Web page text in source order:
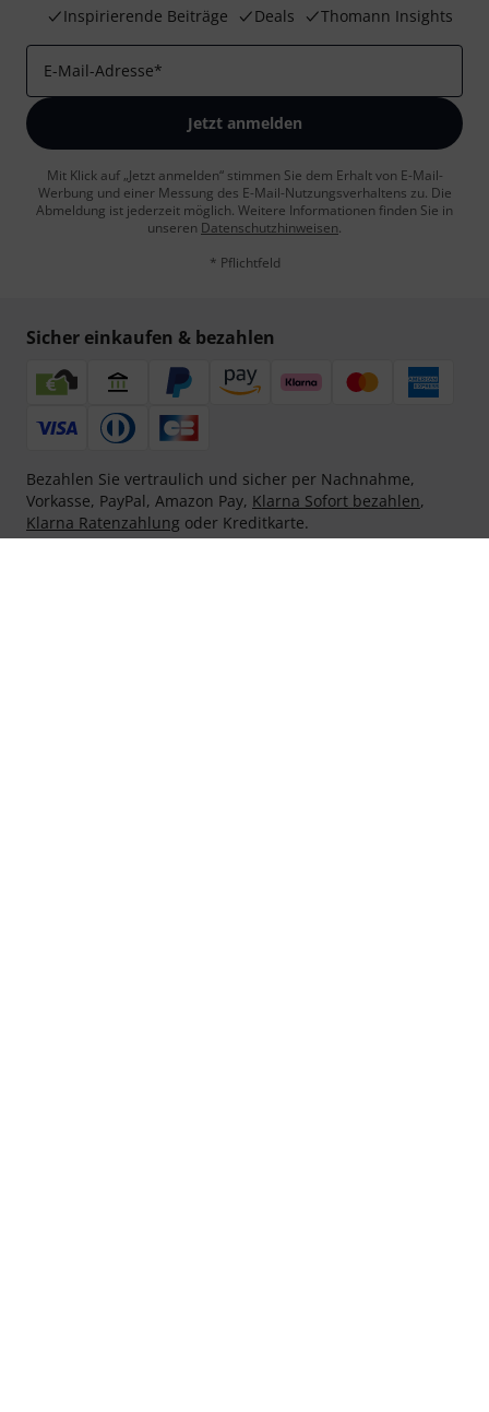
Inspirierende Beiträge
Deals Thomann Insights
E-Mail-Adresse*
Jetzt anmelden
Mit Klick auf „Jetzt anmelden“ stimmen Sie dem Erhalt von E-Mail-
Werbung und einer Messung des E-Mail-Nutzungsverhaltens zu. Die
Abmeldung ist jederzeit möglich. Weitere Informationen finden Sie in
unseren Datenschutzhinweisen.
* Pflichtfeld
Sicher einkaufen & bezahlen
Bezahlen Sie vertraulich und sicher per Nachnahme,
Vorkasse, PayPal, Amazon Pay, Klarna Sofort bezahlen,
Klarna Ratenzahlung oder Kreditkarte.